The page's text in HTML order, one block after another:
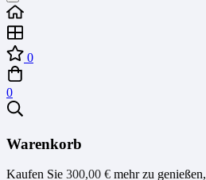
0
0
Warenkorb
Kaufen Sie 300,00 € mehr zu genießen,